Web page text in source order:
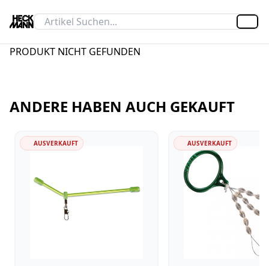
PRODUKT NICHT GEFUNDEN
ANDERE HABEN AUCH GEKAUFT
AUSVERKAUFT AUSVERKAUFT